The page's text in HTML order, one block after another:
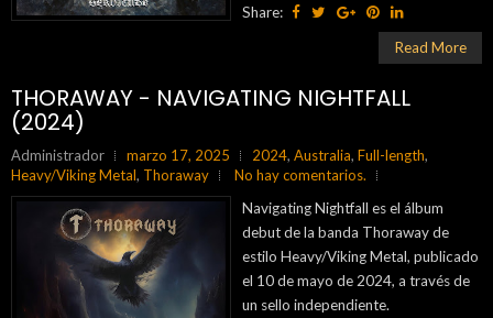
Share:
Read More
THORAWAY - NAVIGATING NIGHTFALL
(2024)
Administrador marzo 17, 2025 2024, Australia, Full-length,
Heavy/Viking Metal, Thoraway
No hay comentarios.
Navigating Nightfall es el álbum
debut de la banda Thoraway de
estilo Heavy/Viking Metal, publicado
el 10 de mayo de 2024, a través de
un sello independiente.